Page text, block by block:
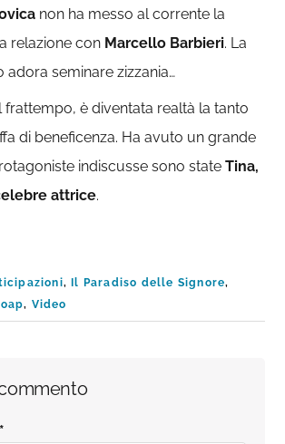
non ha messo al corrente la
relazione con Marcello Barbieri. La
adora seminare zizzania…
frattempo, è diventata realtà la tanto
di beneficenza. Ha avuto un grande
indiscusse sono stateTina,
attrice.
, Il Paradiso delle Signore,
, Video
*